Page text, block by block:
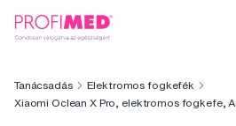
Tanácsadás
Elektromos fogkefék
Xiaomi Oclean X Pro, elektromos fogkefe,